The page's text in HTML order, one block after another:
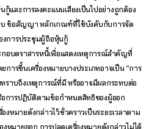
และการลงคะแนนเสียงเป็นไปอย่างถูกต้อง
บ ข้อสัญญา หลักเกณฑ์ที่ใช้บังคับกับการจัด
งการประชุมผู้ถือหุ้นกู้
กอบตราสารหนี้เพื่อแสดงเหตุการณ์สำคัญที่
การขึ้นเครื่องหมายบางประเภทอาจเป็น “การ
ทราบถึงเหตุการณ์ที่มี หรืออาจมีผลกระทบต่อ
การปฏิบัติตามข้อกำหนดสิทธิของผู้ออก
งหมายดังกล่าวไว้ชั่วคราวเป็นระยะเวลาตาม
หมายออก การปลดเครื่องหมายดังกล่าวไม่ได้